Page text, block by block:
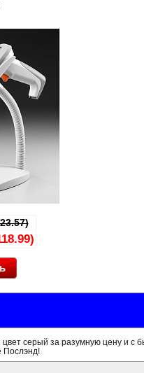
серый за разумную цену и с
Послэнд!